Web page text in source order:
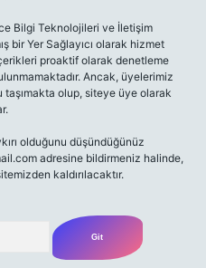
Bilgi Teknolojileri ve İletişim
bir Yer Sağlayıcı olarak hizmet
proaktif olarak denetleme
Ancak, üyelerimiz
taşımakta olup, siteye üye olarak
olduğunu düşündüğünüz
adresine bildirmeniz halinde,
kaldırılacaktır.